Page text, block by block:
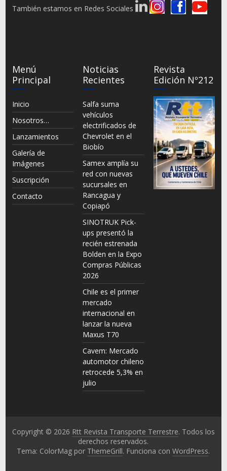
También estamos en Redes Sociales
Menú
Principal
Inicio
Nosotros…
Lanzamientos
Galería de
Imágenes
Suscripción
Contacto
Noticias
Recientes
Salfa suma
vehículos
electrificados de
Chevrolet en el
Biobío
Samex amplía su
red con nuevas
sucursales en
Rancagua y
Copiapó
SINOTRUK Pick-
ups presentó la
recién estrenada
Bolden en la Expo
Compras Públicas
2026
Chile es el primer
mercado
internacional en
lanzar la nueva
Maxus T70
Cavem: Mercado
automotor chileno
retrocede 5,3% en
julio
Revista
Edición Nº212
Copyright © 2026 Rtt Revista Transporte Terrestre. Todos los
derechos reservados.
Tema: ColorMag por ThemeGrill. Funciona conWordPress.